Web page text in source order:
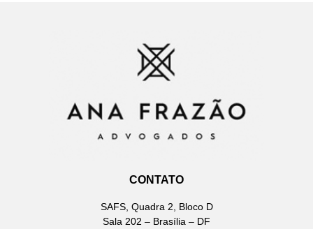
CONTATO
SAFS, Quadra 2, Bloco D
Sala 202 – Brasília – DF